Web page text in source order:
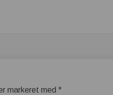
markeret med*